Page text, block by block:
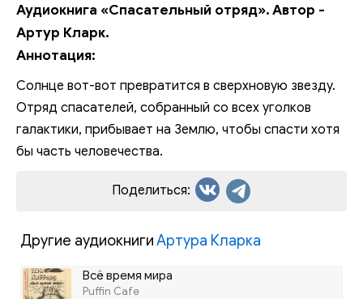
Аудиокнига «Спасательный отряд». Автор -
Артур Кларк.
Аннотация:
Солнце вот-вот превратится в сверхновую звезду.
Отряд спасателей, собранный со всех уголков
галактики, прибывает на Землю, чтобы спасти хотя
бы часть человечества.
Поделиться:
Другие аудиокнигиАртура Кларка
Всё время мира
Puffin Cafe